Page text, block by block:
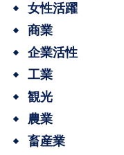
女性活躍
商業
企業活性
工業
観光
農業
畜産業